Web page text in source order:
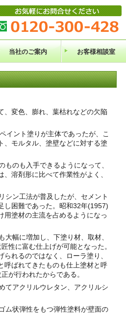
当社のご案内 お客様相談室
変色、膨れ、葉枯れなどの欠陥
イント塗りが主体であったが、こ
、モルタル、塗壁などに対する塗
のも入手できるようになって、
溶剤形に比べて作業性がよく、
ン工法が普及したが、セメント
し困難であった。昭和32年(1957)
用塗材の主流を占めるようになっ
幅に増加し、下塗り材、取材、
性に富む仕上げが可能となった。
れるのではなく、ローラ塗り、
呼ばれてきたものも仕上塗材と呼
が行われたからである。
てアクリルウレタン、アクリルシ
ム状弾性をもつ弾性塗料が壁面の